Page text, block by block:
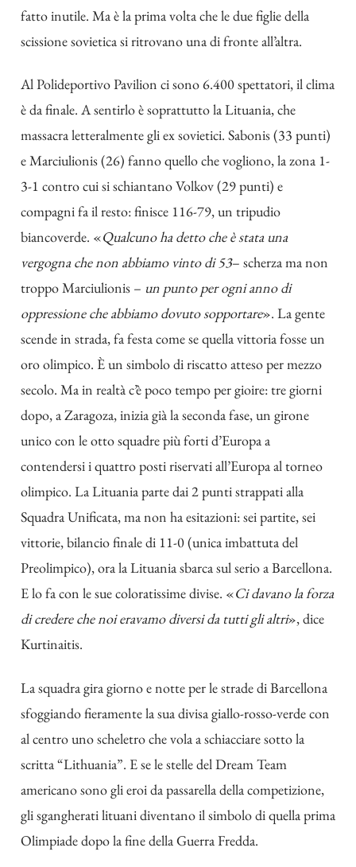
fatto inutile. Ma è la prima volta che le due figlie della
scissione sovietica si ritrovano una di fronte all’altra.
Al Polideportivo Pavilion ci sono 6.400 spettatori, il clima
è da finale. A sentirlo è soprattutto la Lituania, che
massacra letteralmente gli ex sovietici. Sabonis (33 punti)
e Marciulionis (26) fanno quello che vogliono, la zona 1-
3-1 contro cui si schiantano Volkov (29 punti) e
compagni fa il resto: finisce 116-79, un tripudio
biancoverde. «Qualcuno ha detto che è stata una
vergogna che non abbiamo vinto di 53– scherza ma non
troppo Marciulionis – un punto per ogni anno di
oppressione che abbiamo dovuto sopportare». La gente
scende in strada, fa festa come se quella vittoria fosse un
oro olimpico. È un simbolo di riscatto atteso per mezzo
secolo. Ma in realtà c’è poco tempo per gioire: tre giorni
dopo, a Zaragoza, inizia già la seconda fase, un girone
unico con le otto squadre più forti d’Europa a
contendersi i quattro posti riservati all’Europa al torneo
olimpico. La Lituania parte dai 2 punti strappati alla
Squadra Unificata, ma non ha esitazioni: sei partite, sei
vittorie, bilancio finale di 11-0 (unica imbattuta del
Preolimpico), ora la Lituania sbarca sul serio a Barcellona.
E lo fa con le sue coloratissime divise. «Ci davano la forza
di credere che noi eravamo diversi da tutti gli altri», dice
Kurtinaitis.
La squadra gira giorno e notte per le strade di Barcellona
sfoggiando fieramente la sua divisa giallo-rosso-verde con
al centro uno scheletro che vola a schiacciare sotto la
scritta “Lithuania”. E se le stelle del Dream Team
americano sono gli eroi da passarella della competizione,
gli sgangherati lituani diventano il simbolo di quella prima
Olimpiade dopo la fine della Guerra Fredda.